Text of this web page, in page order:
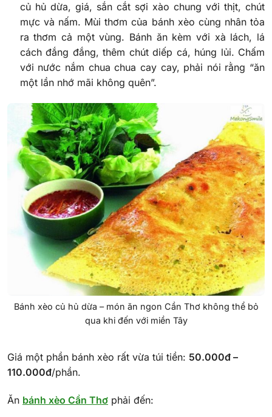
củ hủ dừa, giá, sắn cắt sợi xào chung với thịt, chút
mực và nấm. Mùi thơm của bánh xèo cùng nhân tỏa
ra thơm cả một vùng. Bánh ăn kèm với xà lách, lá
cách đắng đắng, thêm chút diếp cá, húng lủi. Chấm
với nước nắm chua chua cay cay, phải nói rằng “ăn
một lần nhớ mãi không quên”.
Bánh xèo củ hủ dừa – món ăn ngon Cần Thơ không thể bỏ
qua khi đến với miền Tây
Giá một phần bánh xèo rất vừa túi tiền: 50.000đ –
110.000đ/phần.
Ăn bánh xèo Cần Thơ phải đến: